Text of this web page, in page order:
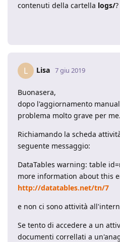
contenuti della cartella logs/?
L Lisa 7 giu 2019
Buonasera,
dopo l'aggiornamento
problema molto grave per me.
Richiamando la scheda
seguente messaggio:
DataTables warning: table
more information about this
http://datatables.net/tn/7
e non ci sono attività
Se tento di accedere a un
documenti correllati a